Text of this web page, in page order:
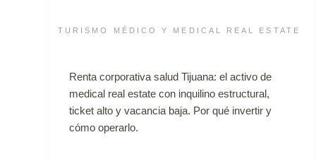
TURISMO MÉDICO Y MEDICAL REAL ESTATE
Renta corporativa salud Tijuana: el activo de
medical real estate con inquilino estructural,
ticket alto y vacancia baja. Por qué invertir y
cómo operarlo.